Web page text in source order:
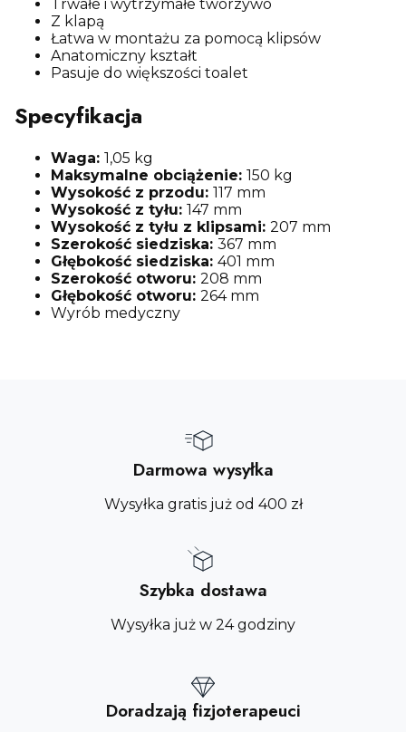
Trwałe i wytrzymałe tworzywo
Z klapą
Łatwa w montażu za pomocą klipsów
Anatomiczny kształt
Pasuje do większości toalet
Specyfikacja
Waga: 1,05 kg
Maksymalne obciążenie: 150 kg
Wysokość z przodu: 117 mm
Wysokość z tyłu: 147 mm
Wysokość z tyłu z klipsami: 207 mm
Szerokość siedziska: 367 mm
Głębokość siedziska: 401 mm
Szerokość otworu: 208 mm
Głębokość otworu: 264 mm
Wyrób medyczny
Darmowa wysyłka
Wysyłka gratis już od 400 zł
Szybka dostawa
Wysyłka już w 24 godziny
Doradzają fizjoterapeuci